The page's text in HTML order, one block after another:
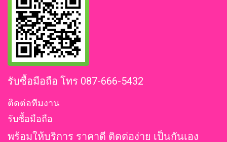
รับซื้อมือถือ โทร 087-666-5432
ติดต่อทีมงาน
รับซื้อมือถือ
พร้อมให้บริการ ราคาดี ติดต่อง่าย เป็นกันเอง